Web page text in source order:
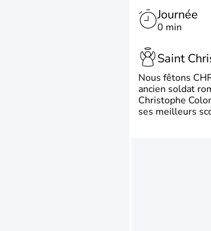
Journée
0 min
Saint
Nous fêtons
ancien soldat
Christophe
ses meilleurs